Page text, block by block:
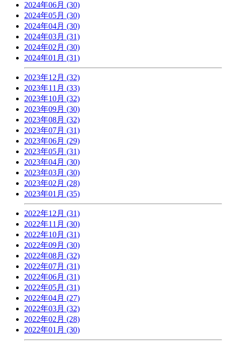
2024年06月 (30)
2024年05月 (30)
2024年04月 (30)
2024年03月 (31)
2024年02月 (30)
2024年01月 (31)
2023年12月 (32)
2023年11月 (33)
2023年10月 (32)
2023年09月 (30)
2023年08月 (32)
2023年07月 (31)
2023年06月 (29)
2023年05月 (31)
2023年04月 (30)
2023年03月 (30)
2023年02月 (28)
2023年01月 (35)
2022年12月 (31)
2022年11月 (30)
2022年10月 (31)
2022年09月 (30)
2022年08月 (32)
2022年07月 (31)
2022年06月 (31)
2022年05月 (31)
2022年04月 (27)
2022年03月 (32)
2022年02月 (28)
2022年01月 (30)